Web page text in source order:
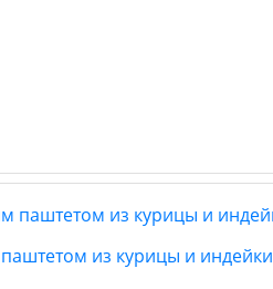
из курицы и индейки